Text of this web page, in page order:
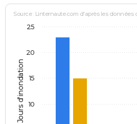
Jours d'inondation
Source : Linternaute.com d'après les données
10
15
20
25